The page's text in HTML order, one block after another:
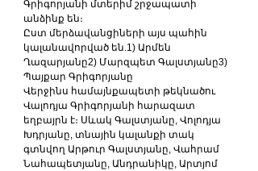
Գրիգորյանի մտերիմ շրջապատի
անձինք են։
Ըստ մերձավանցիների այս պահին
կալանավորված են.1) Արմեն
Ղազարյանը2) Մարզպետ Գալստյանը3)
Պայքար Գրիգորյանը
Վերջինս համայնքապետի թեկնածու
Վալոդյա Գրիգորյանի հարազատ
եղբայրն է։ Սևակ Գալստյանը, Վոլոդյա
Խդրյանը, տնային կալանքի տակ
գտնվող Արթուր Գալստյանը, Վահրամ
Նահապետյանը, Անդրանիկը, Արտյոմ